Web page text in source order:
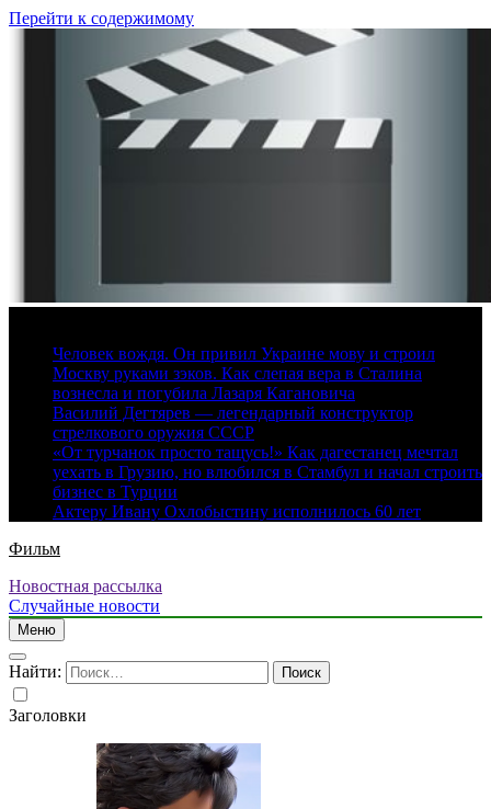
Перейти к содержимому
Человек вождя. Он привил Украине мову и строил
Москву руками зэков. Как слепая вера в Сталина
вознесла и погубила Лазаря Кагановича
Василий Дегтярев — легендарный конструктор
стрелкового оружия СССР
«От турчанок просто тащусь!» Как дагестанец мечтал
уехать в Грузию, но влюбился в Стамбул и начал строить
бизнес в Турции
Актеру Ивану Охлобыстину исполнилось 60 лет
Фильм
Новостная рассылка
Случайные новости
Меню
Найти:
Заголовки